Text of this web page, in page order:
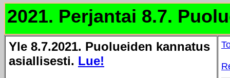
2021. Perjantai 8.7.
Yle 8.7.2021. Puolueiden kannatus
asiallisesti. Lue!